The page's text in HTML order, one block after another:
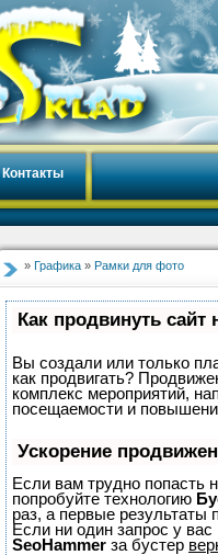
Контакты
» Графика » Рамки для фото
Как продвинуть сайт
Вы создали или только
как продвигать?
комплекс мероприятий,
посещаемости и
Ускорение
Если вам трудно попасть
попробуйте технологию
раз, а первые результаты
Если ни один запрос у
SeoHammer за бустер